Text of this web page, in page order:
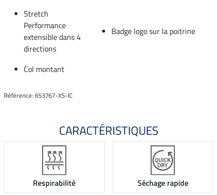
Stretch
Performance
extensible dans 4
directions
Badge logo sur la poitrine
Col montant
Référence: 653767-XS-IC
CARACTÉRISTIQUES
Respirabilité Séchage rapide